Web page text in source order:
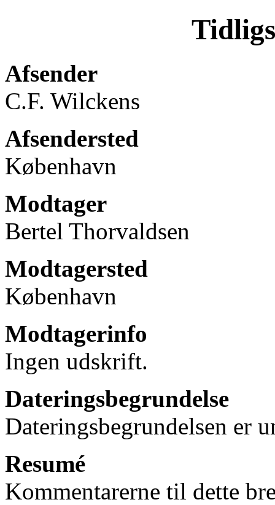
Afsender
C.F. Wilckens
Afsendersted
København
Modtager
Bertel Thorvaldsen
Modtagersted
København
Modtagerinfo
Ingen udskrift.
Dateringsbegrundelse
Dateringsbegrundelsen er
Resumé
Kommentarerne til dette